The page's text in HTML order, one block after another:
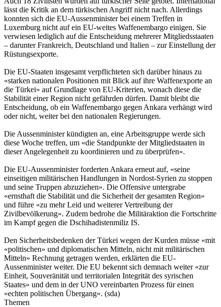
lässt die Kritik an dem türkischen Angriff nicht nach. Allerdings
konnten sich die EU-Aussenminister bei einem Treffen in
Luxemburg nicht auf ein EU-weites Waffenembargo einigen. Sie
verwiesen lediglich auf die Entscheidung mehrerer Mitgliedsstaaten
– darunter Frankreich, Deutschland und Italien – zur Einstellung der
Rüstungsexporte.
Die EU-Staaten insgesamt verpflichteten sich darüber hinaus zu
«starken nationalen Positionen mit Blick auf ihre Waffenexporte an
die Türkei» auf Grundlage von EU-Kriterien, wonach diese die
Stabilität einer Region nicht gefährden dürfen. Damit bleibt die
Entscheidung, ob ein Waffenembargo gegen Ankara verhängt wird
oder nicht, weiter bei den nationalen Regierungen.
Die Aussenminister kündigten an, eine Arbeitsgruppe werde sich
diese Woche treffen, um «die Standpunkte der Mitgliedstaaten in
dieser Angelegenheit zu koordinieren und zu überprüfen».
Die EU-Aussenminister forderten Ankara erneut auf, «seine
einseitigen militärischen Handlungen in Nordost-Syrien zu stoppen
und seine Truppen abzuziehen». Die Offensive untergrabe
«ernsthaft die Stabilität und die Sicherheit der gesamten Region»
und führe «zu mehr Leid und weiterer Vertreibung der
Zivilbevölkerung». Zudem bedrohe die Militäraktion die Fortschritte
im Kampf gegen die Dschihadistenmiliz IS.
Den Sicherheitsbedenken der Türkei wegen der Kurden müsse «mit
«politischen» und diplomatischen Mitteln, nicht mit militärischen
Mitteln» Rechnung getragen werden, erklärten die EU-
Aussenminister weiter. Die EU bekennt sich demnach weiter «zur
Einheit, Souveränität und territorialen Integrität des syrischen
Staates» und dem in der UNO vereinbarten Prozess für einen
«echten politischen Übergang». (sda)
Themen